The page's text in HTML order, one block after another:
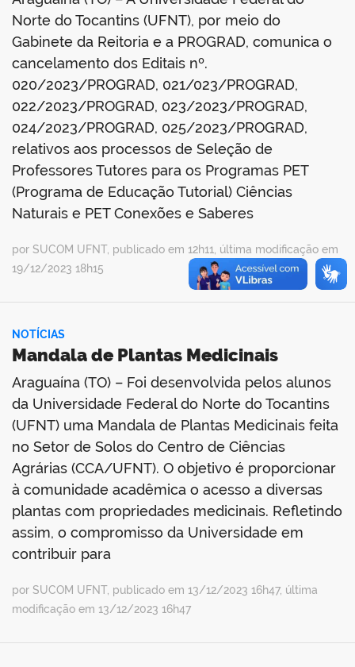
Norte do Tocantins (UFNT), por meio do
Gabinete da Reitoria e a PROGRAD, comunica o
cancelamento dos Editais nº.
020/2023/PROGRAD, 021/023/PROGRAD,
022/2023/PROGRAD, 023/2023/PROGRAD,
024/2023/PROGRAD, 025/2023/PROGRAD,
relativos aos processos de Seleção de
Professores Tutores para os Programas PET
(Programa de Educação Tutorial) Ciências
Naturais e PET Conexões e Saberes
por SUCOM UFNT, publicado em 12h11, última modificação em
19/12/2023 18h15
NOTÍCIAS
Mandala de Plantas Medicinais
Araguaína (TO) – Foi desenvolvida pelos alunos
da Universidade Federal do Norte do Tocantins
(UFNT) uma Mandala de Plantas Medicinais feita
no Setor de Solos do Centro de Ciências
Agrárias (CCA/UFNT). O objetivo é proporcionar
à comunidade acadêmica o acesso a diversas
plantas com propriedades medicinais. Refletindo
assim, o compromisso da Universidade em
contribuir para
por SUCOM UFNT, publicado em 13/12/2023 16h47, última
modificação em 13/12/2023 16h47